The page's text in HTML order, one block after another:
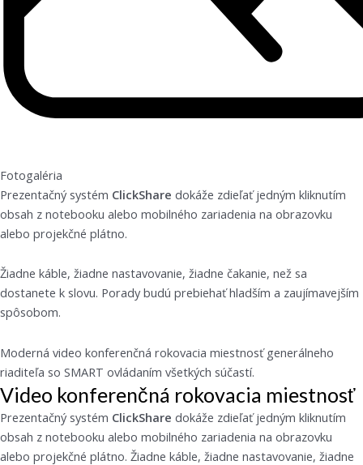
Fotogaléria
Prezentačný systém ClickShare dokáže zdieľať jedným kliknutím
obsah z notebooku alebo mobilného zariadenia na obrazovku
alebo projekčné plátno.
Žiadne káble, žiadne nastavovanie, žiadne čakanie, než sa
dostanete k slovu. Porady budú prebiehať hladším a zaujímavejším
spôsobom.
Moderná video konferenčná rokovacia miestnosť generálneho
riaditeľa so SMART ovládaním všetkých súčastí.
Video konferenčná rokovacia miestnosť
Prezentačný systém ClickShare dokáže zdieľať jedným kliknutím
obsah z notebooku alebo mobilného zariadenia na obrazovku
alebo projekčné plátno. Žiadne káble, žiadne nastavovanie, žiadne